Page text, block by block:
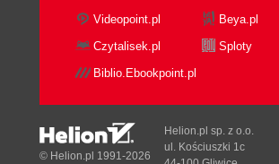
Videopoint.pl
Beya.pl
Czytalisek.pl
Sploty
Biblio.Ebookpoint.pl
© Helion.pl 1991-2026
Helion.pl sp. z o.o.
ul. Kościuszki 1c